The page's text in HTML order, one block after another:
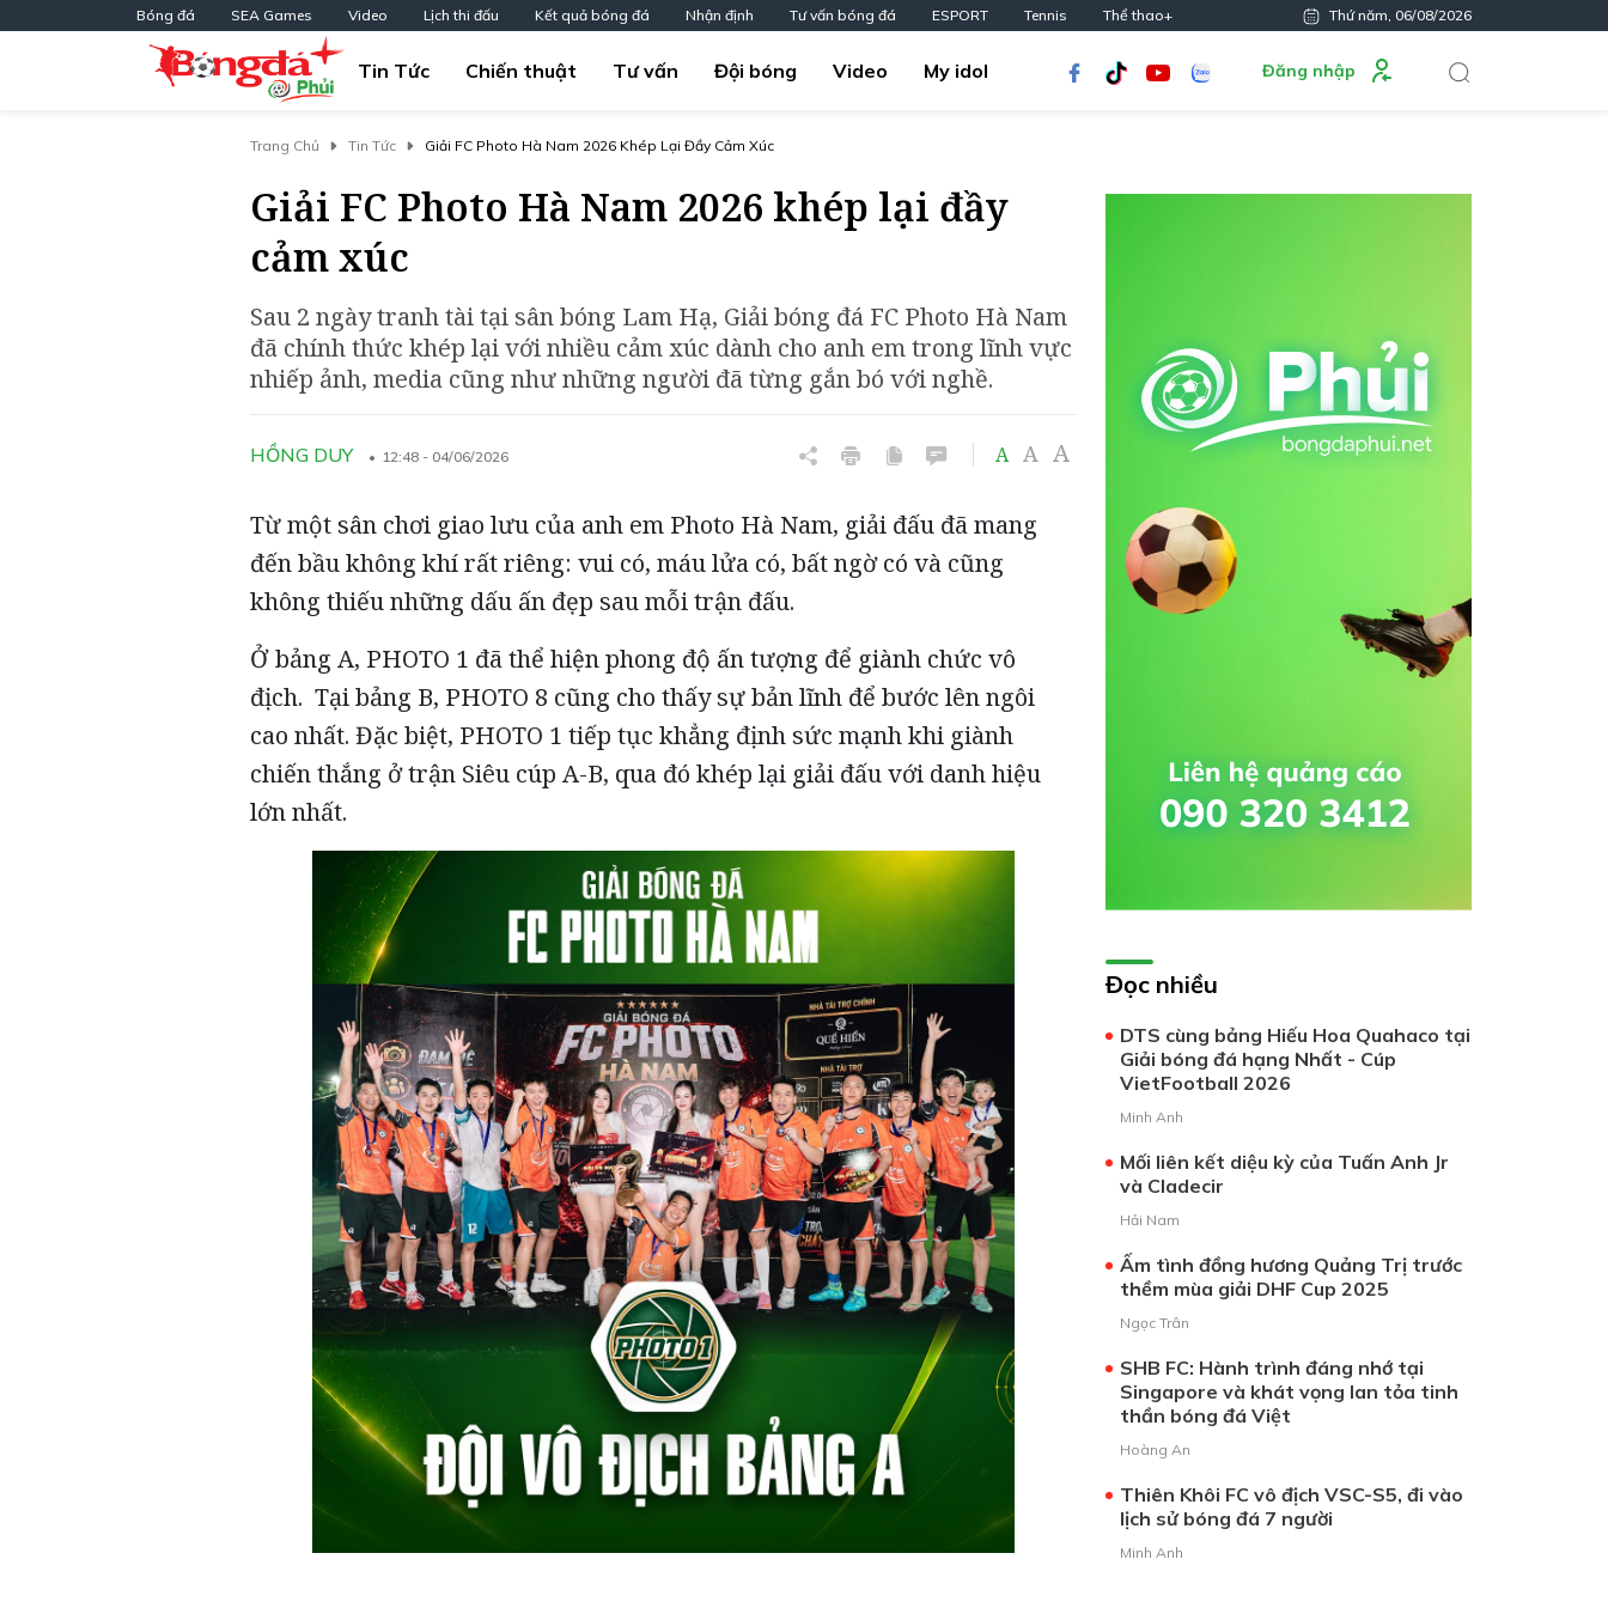
Bóng đá SEA Games Video Lịch thi đấu Kết quả bóng đá Nhận định Tư vấn bóng đá ESPORT Tennis Thể thao+ Thứ năm, 06/08/2026
Tin Tức Chiến thuật Tư vấn Đội bóng Video My idol Đăng nhập
Trang Chủ Tin Tức Giải FC Photo Hà Nam 2026 Khép Lại Đầy Cảm Xúc
Giải FC Photo Hà Nam 2026 khép lại đầy
cảm xúc
Sau 2 ngày tranh tài tại sân bóng Lam Hạ, Giải bóng đá FC Photo Hà Nam
đã chính thức khép lại với nhiều cảm xúc dành cho anh em trong lĩnh vực
nhiếp ảnh, media cũng như những người đã từng gắn bó với nghề.
HỒNG DUY 12:48 - 04/06/2026 A A A
Từ một sân chơi giao lưu của anh em Photo Hà Nam, giải đấu đã mang
đến bầu không khí rất riêng: vui có, máu lửa có, bất ngờ có và cũng
không thiếu những dấu ấn đẹp sau mỗi trận đấu.
Ở bảng A, PHOTO 1 đã thể hiện phong độ ấn tượng để giành chức vô
địch. Tại bảng B, PHOTO 8 cũng cho thấy sự bản lĩnh để bước lên ngôi
cao nhất. Đặc biệt, PHOTO 1 tiếp tục khẳng định sức mạnh khi giành
chiến thắng ở trận Siêu cúp A-B, qua đó khép lại giải đấu với danh hiệu
lớn nhất.
Đọc nhiều
DTS cùng bảng Hiếu Hoa Quahaco tại
Giải bóng đá hạng Nhất - Cúp
VietFootball 2026
Minh Anh
Mối liên kết diệu kỳ của Tuấn Anh Jr
và Cladecir
Hải Nam
Ấm tình đồng hương Quảng Trị trước
thềm mùa giải DHF Cup 2025
Ngọc Trân
SHB FC: Hành trình đáng nhớ tại
Singapore và khát vọng lan tỏa tinh
thần bóng đá Việt
Hoàng An
Thiên Khôi FC vô địch VSC-S5, đi vào
lịch sử bóng đá 7 người
Minh Anh